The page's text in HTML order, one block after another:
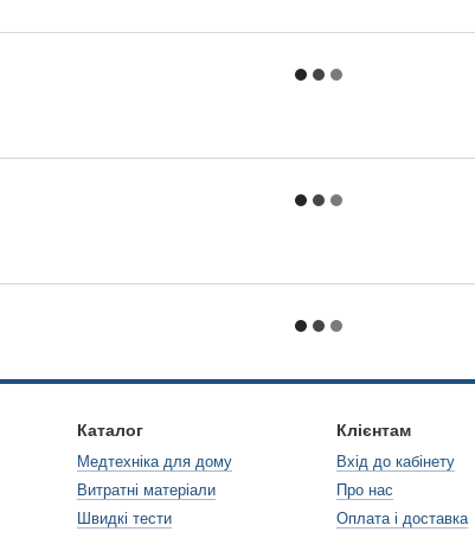
Каталог
Медтехніка для дому
Витратні матеріали
Швидкі тести
Клієнтам
Вхід до кабінету
Про нас
Оплата і доставка